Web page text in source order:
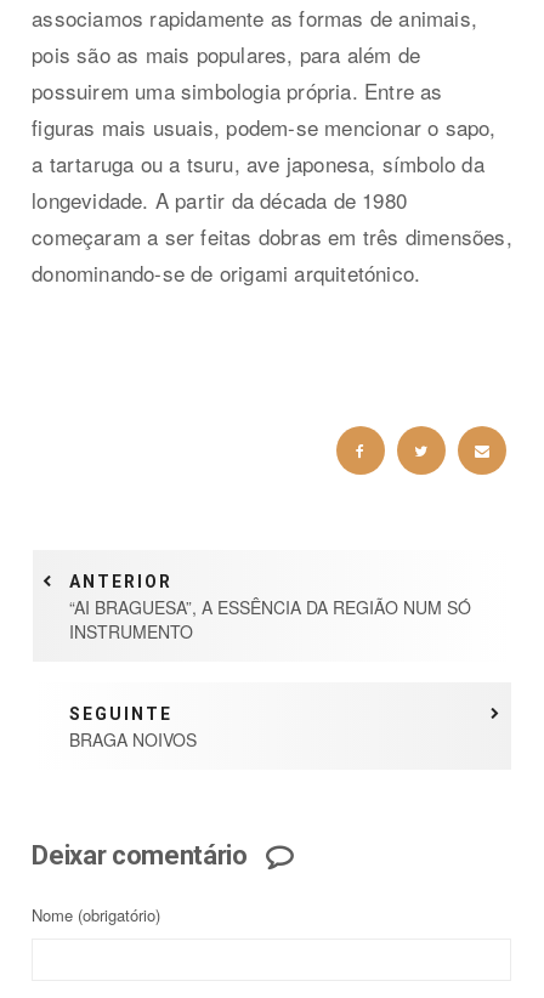
associamos rapidamente as formas de animais,
pois são as mais populares, para além de
possuirem uma simbologia própria. Entre as
figuras mais usuais, podem-se mencionar o sapo,
a tartaruga ou a tsuru, ave japonesa, símbolo da
longevidade. A partir da década de 1980
começaram a ser feitas dobras em três dimensões,
donominando-se de origami arquitetónico.
ANTERIOR
“AI BRAGUESA”, A ESSÊNCIA DA REGIÃO NUM SÓ
INSTRUMENTO
SEGUINTE
BRAGA NOIVOS
Deixar comentário
Nome (obrigatório)